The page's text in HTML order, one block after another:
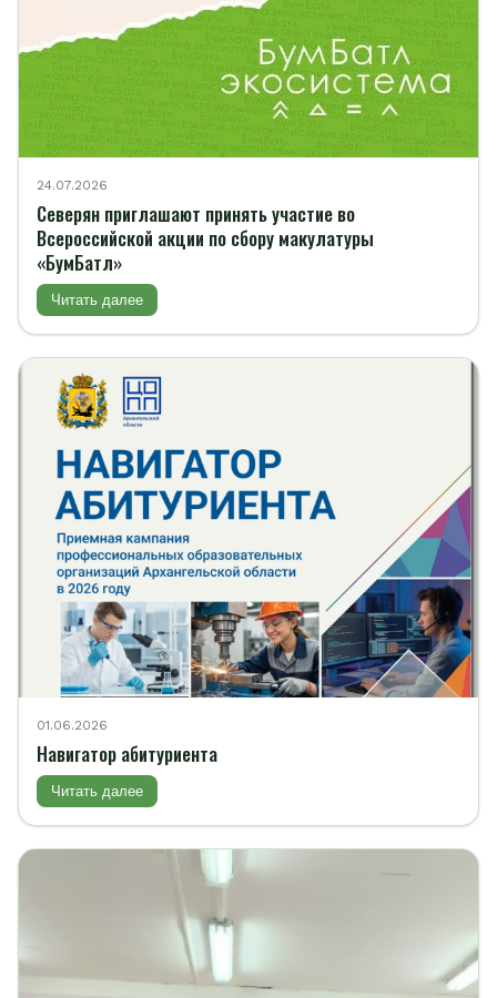
24.07.2026
Северян приглашают принять участие во
Всероссийской акции по сбору макулатуры
«БумБатл»
Читать далее
01.06.2026
Навигатор абитуриента
Читать далее